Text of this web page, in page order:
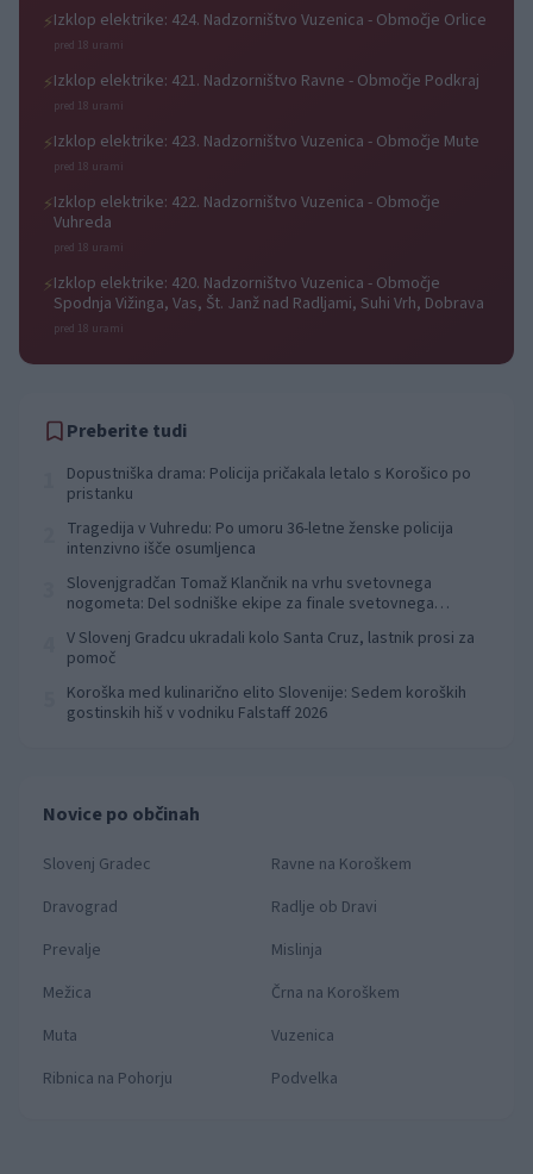
⚡Izklop elektrike: 424. Nadzorništvo Vuzenica - Območje Orlice
pred 18 urami
⚡Izklop elektrike: 421. Nadzorništvo Ravne - Območje Podkraj
pred 18 urami
⚡Izklop elektrike: 423. Nadzorništvo Vuzenica - Območje Mute
pred 18 urami
⚡Izklop elektrike: 422. Nadzorništvo Vuzenica - Območje
Vuhreda
pred 18 urami
⚡Izklop elektrike: 420. Nadzorništvo Vuzenica - Območje
Spodnja Vižinga, Vas, Št. Janž nad Radljami, Suhi Vrh, Dobrava
pred 18 urami
Preberite tudi
Dopustniška drama: Policija pričakala letalo s Korošico po
pristanku
Tragedija v Vuhredu: Po umoru 36-letne ženske policija
intenzivno išče osumljenca
Slovenjgradčan Tomaž Klančnik na vrhu svetovnega
nogometa: Del sodniške ekipe za finale svetovnega
V Slovenj Gradcu ukradali kolo Santa Cruz, lastnik prosi za
pomoč
Koroška med kulinarično elito Slovenije: Sedem koroških
gostinskih hiš v vodniku Falstaff 2026
Novice po občinah
Slovenj Gradec
Ravne na Koroškem
Dravograd
Radlje ob Dravi
Prevalje
Mislinja
Mežica
Črna na Koroškem
Muta
Vuzenica
Ribnica na Pohorju
Podvelka